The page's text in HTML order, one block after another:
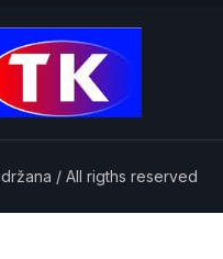
/ All rigths reserved